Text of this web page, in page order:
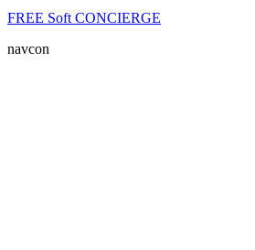
FREE Soft CONCIERGE
navcon